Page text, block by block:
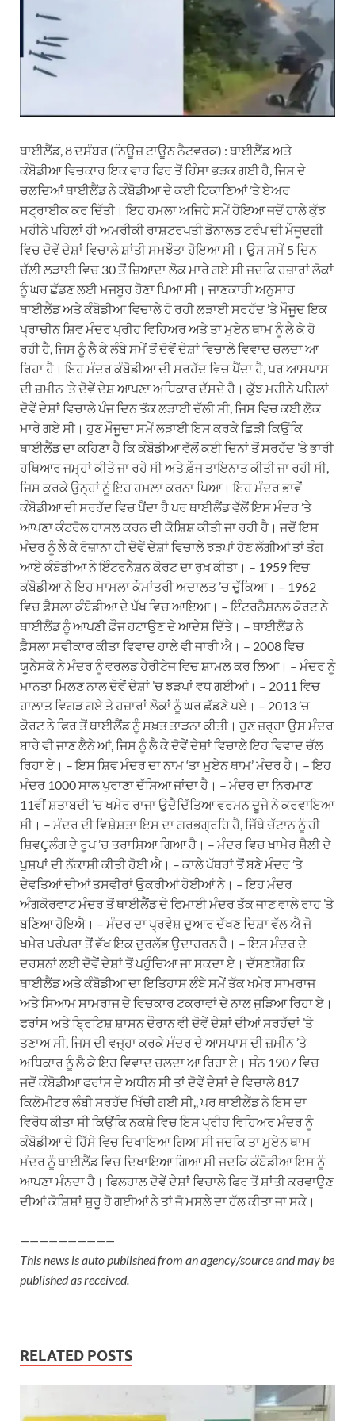
ਥਾਈਲੈਂਡ, 8 ਦਸੰਬਰ (ਨਿਊਜ਼ ਟਾਊਨ ਨੈਟਵਰਕ) : ਥਾਈਲੈਂਡ ਅਤੇ
ਕੰਬੋਡੀਆ ਵਿਚਕਾਰ ਇਕ ਵਾਰ ਫਿਰ ਤੋਂ ਹਿੰਸਾ ਭੜਕ ਗਈ ਹੈ, ਜਿਸ ਦੇ
ਚਲਦਿਆਂ ਥਾਈਲੈਂਡ ਨੇ ਕੰਬੋਡੀਆ ਦੇ ਕਈ ਟਿਕਾਣਿਆਂ ’ਤੇ ਏਅਰ
ਸਟ੍ਰਾਈਕ ਕਰ ਦਿੱਤੀ। ਇਹ ਹਮਲਾ ਅਜਿਹੇ ਸਮੇਂ ਹੋਇਆ ਜਦੋਂ ਹਾਲੇ ਕੁੱਝ
ਮਹੀਨੇ ਪਹਿਲਾਂ ਹੀ ਅਮਰੀਕੀ ਰਾਸ਼ਟਰਪਤੀ ਡੋਨਾਲਡ ਟਰੰਪ ਦੀ ਮੌਜੂਦਗੀ
ਵਿਚ ਦੋਵੇਂ ਦੇਸ਼ਾਂ ਵਿਚਾਲੇ ਸ਼ਾਂਤੀ ਸਮਝੌਤਾ ਹੋਇਆ ਸੀ। ਉਸ ਸਮੇਂ 5 ਦਿਨ
ਚੱਲੀ ਲੜਾਈ ਵਿਚ 30 ਤੋਂ ਜ਼ਿਆਦਾ ਲੋਕ ਮਾਰੇ ਗਏ ਸੀ ਜਦਕਿ ਹਜ਼ਾਰਾਂ ਲੋਕਾਂ
ਨੂੰ ਘਰ ਛੱਡਣ ਲਈ ਮਜਬੂਰ ਹੋਣਾ ਪਿਆ ਸੀ। ਜਾਣਕਾਰੀ ਅਨੁਸਾਰ
ਥਾਈਲੈਂਡ ਅਤੇ ਕੰਬੋਡੀਆ ਵਿਚਾਲੇ ਹੋ ਰਹੀ ਲੜਾਈ ਸਰਹੱਦ ’ਤੇ ਮੌਜੂਦ ਇਕ
ਪ੍ਰਾਚੀਨ ਸ਼ਿਵ ਮੰਦਰ ਪ੍ਰੀਹ ਵਿਹਿਅਰ ਅਤੇ ਤਾ ਮੁਏਨ ਥਾਮ ਨੂੰ ਲੈ ਕੇ ਹੋ
ਰਹੀ ਹੈ, ਜਿਸ ਨੂੰ ਲੈ ਕੇ ਲੰਬੇ ਸਮੇਂ ਤੋਂ ਦੋਵੇਂ ਦੇਸ਼ਾਂ ਵਿਚਾਲੇ ਵਿਵਾਦ ਚਲਦਾ ਆ
ਰਿਹਾ ਹੈ। ਇਹ ਮੰਦਰ ਕੰਬੋਡੀਆ ਦੀ ਸਰਹੱਦ ਵਿਚ ਪੈਂਦਾ ਹੈ, ਪਰ ਆਸਪਾਸ
ਦੀ ਜ਼ਮੀਨ ’ਤੇ ਦੋਵੇਂ ਦੇਸ਼ ਆਪਣਾ ਅਧਿਕਾਰ ਦੱਸਦੇ ਹੈ। ਕੁੱਝ ਮਹੀਨੇ ਪਹਿਲਾਂ
ਦੋਵੇਂ ਦੇਸ਼ਾਂ ਵਿਚਾਲੇ ਪੰਜ ਦਿਨ ਤੱਕ ਲੜਾਈ ਚੱਲੀ ਸੀ, ਜਿਸ ਵਿਚ ਕਈ ਲੋਕ
ਮਾਰੇ ਗਏ ਸੀ। ਹੁਣ ਮੌਜੂਦਾ ਸਮੇਂ ਲੜਾਈ ਇਸ ਕਰਕੇ ਛਿੜੀ ਕਿਉਂਕਿ
ਥਾਈਲੈਂਡ ਦਾ ਕਹਿਣਾ ਹੈ ਕਿ ਕੰਬੋਡੀਆ ਵੱਲੋਂ ਕਈ ਦਿਨਾਂ ਤੋਂ ਸਰਹੱਦ ’ਤੇ ਭਾਰੀ
ਹਥਿਆਰ ਜਮ੍ਹਾਂ ਕੀਤੇ ਜਾ ਰਹੇ ਸੀ ਅਤੇ ਫ਼ੌਜ ਤਾਇਨਾਤ ਕੀਤੀ ਜਾ ਰਹੀ ਸੀ,
ਜਿਸ ਕਰਕੇ ਉਨ੍ਹਾਂ ਨੂੰ ਇਹ ਹਮਲਾ ਕਰਨਾ ਪਿਆ। ਇਹ ਮੰਦਰ ਭਾਵੇਂ
ਕੰਬੋਡੀਆ ਦੀ ਸਰਹੱਦ ਵਿਚ ਪੈਂਦਾ ਹੈ ਪਰ ਥਾਈਲੈਂਡ ਵੱਲੋਂ ਇਸ ਮੰਦਰ ’ਤੇ
ਆਪਣਾ ਕੰਟਰੋਲ ਹਾਸਲ ਕਰਨ ਦੀ ਕੋਸ਼ਿਸ਼ ਕੀਤੀ ਜਾ ਰਹੀ ਹੈ। ਜਦੋਂ ਇਸ
ਮੰਦਰ ਨੂੰ ਲੈ ਕੇ ਰੋਜ਼ਾਨਾ ਹੀ ਦੋਵੇਂ ਦੇਸ਼ਾਂ ਵਿਚਾਲੇ ਝੜਪਾਂ ਹੋਣ ਲੱਗੀਆਂ ਤਾਂ ਤੰਗ
ਆਏ ਕੰਬੋਡੀਆ ਨੇ ਇੰਟਰਨੈਸ਼ਨ ਕੋਰਟ ਦਾ ਰੁਖ਼ ਕੀਤਾ। – 1959 ਵਿਚ
ਕੰਬੋਡੀਆ ਨੇ ਇਹ ਮਾਮਲਾ ਕੌਮਾਂਤਰੀ ਅਦਾਲਤ ’ਚ ਚੁੱਕਿਆ। – 1962
ਵਿਚ ਫ਼ੈਸਲਾ ਕੰਬੋਡੀਆ ਦੇ ਪੱਖ ਵਿਚ ਆਇਆ। – ਇੰਟਰਨੈਸ਼ਨਲ ਕੋਰਟ ਨੇ
ਥਾਈਲੈਂਡ ਨੂੰ ਆਪਣੀ ਫ਼ੌਜ ਹਟਾਉਣ ਦੇ ਆਦੇਸ਼ ਦਿੱਤੇ। – ਥਾਈਲੈਂਡ ਨੇ
ਫ਼ੈਸਲਾ ਸਵੀਕਾਰ ਕੀਤਾ ਵਿਵਾਦ ਹਾਲੇ ਵੀ ਜਾਰੀ ਐ। – 2008 ਵਿਚ
ਯੂਨੈਸਕੋ ਨੇ ਮੰਦਰ ਨੂੰ ਵਰਲਡ ਹੈਰੀਟੇਜ ਵਿਚ ਸ਼ਾਮਲ ਕਰ ਲਿਆ। – ਮੰਦਰ ਨੂੰ
ਮਾਨਤਾ ਮਿਲਣ ਨਾਲ ਦੋਵੇਂ ਦੇਸ਼ਾਂ ’ਚ ਝੜਪਾਂ ਵਧ ਗਈਆਂ। – 2011 ਵਿਚ
ਹਾਲਾਤ ਵਿਗੜ ਗਏ ਤੇ ਹਜ਼ਾਰਾਂ ਲੋਕਾਂ ਨੂੰ ਘਰ ਛੱਡਣੇ ਪਏ। – 2013 ’ਚ
ਕੋਰਟ ਨੇ ਫਿਰ ਤੋਂ ਥਾਈਲੈਂਡ ਨੂੰ ਸਖ਼ਤ ਤਾੜਨਾ ਕੀਤੀ। ਹੁਣ ਜ਼ਰ੍ਹਾ ਉਸ ਮੰਦਰ
ਬਾਰੇ ਵੀ ਜਾਣ ਲੈਨੇ ਆਂ, ਜਿਸ ਨੂੰ ਲੈ ਕੇ ਦੋਵੇਂ ਦੇਸ਼ਾਂ ਵਿਚਾਲੇ ਇਹ ਵਿਵਾਦ ਚੱਲ
ਰਿਹਾ ਏ। – ਇਸ ਸ਼ਿਵ ਮੰਦਰ ਦਾ ਨਾਮ ‘ਤਾ ਮੁਏਨ ਥਾਮ’ ਮੰਦਰ ਹੈ। – ਇਹ
ਮੰਦਰ 1000 ਸਾਲ ਪੁਰਾਣਾ ਦੱਸਿਆ ਜਾਂਦਾ ਹੈ। – ਮੰਦਰ ਦਾ ਨਿਰਮਾਣ
11ਵੀਂ ਸ਼ਤਾਬਦੀ ’ਚ ਖਮੇਰ ਰਾਜਾ ਉਦੈਦਿੱਤਿਆ ਵਰਮਨ ਦੂਜੇ ਨੇ ਕਰਵਾਇਆ
ਸੀ। – ਮੰਦਰ ਦੀ ਵਿਸ਼ੇਸ਼ਤਾ ਇਸ ਦਾ ਗਰਭਗ੍ਰਹਿ ਹੈ, ਜਿੱਥੇ ਚੱਟਾਨ ਨੂੰ ਹੀ
ਸ਼ਿਵÇਲੰਗ ਦੇ ਰੂਪ ’ਚ ਤਰਾਸ਼ਿਆ ਗਿਆ ਹੈ। – ਮੰਦਰ ਵਿਚ ਖਾਮੇਰ ਸ਼ੈਲੀ ਦੇ
ਪੁਸ਼ਪਾਂ ਦੀ ਨੱਕਾਸ਼ੀ ਕੀਤੀ ਹੋਈ ਐ। – ਕਾਲੇ ਪੱਥਰਾਂ ਤੋਂ ਬਣੇ ਮੰਦਰ ’ਤੇ
ਦੇਵਤਿਆਂ ਦੀਆਂ ਤਸਵੀਰਾਂ ਉਕਰੀਆਂ ਹੋਈਆਂ ਨੇ। – ਇਹ ਮੰਦਰ
ਅੰਗਕੋਰਵਾਟ ਮੰਦਰ ਤੋਂ ਥਾਈਲੈਂਡ ਦੇ ਫਿਮਾਈ ਮੰਦਰ ਤੱਕ ਜਾਣ ਵਾਲੇ ਰਾਹ ’ਤੇ
ਬਣਿਆ ਹੋਇਐ। – ਮੰਦਰ ਦਾ ਪ੍ਰਵੇਸ਼ ਦੁਆਰ ਦੱਖਣ ਦਿਸ਼ਾ ਵੱਲ ਐ ਜੋ
ਖਮੇਰ ਪਰੰਪਰਾ ਤੋਂ ਵੱਖ ਇਕ ਦੁਰਲੱਭ ਉਦਾਹਰਨ ਹੈ। – ਇਸ ਮੰਦਰ ਦੇ
ਦਰਸ਼ਨਾਂ ਲਈ ਦੋਵੇਂ ਦੇਸ਼ਾਂ ਤੋਂ ਪਹੁੰਚਿਆ ਜਾ ਸਕਦਾ ਏ। ਦੱਸਣਯੋਗ ਕਿ
ਥਾਈਲੈਂਡ ਅਤੇ ਕੰਬੋਡੀਆ ਦਾ ਇਤਿਹਾਸ ਲੰਬੇ ਸਮੇਂ ਤੱਕ ਖਮੇਰ ਸਾਮਰਾਜ
ਅਤੇ ਸਿਆਮ ਸਾਮਰਾਜ ਦੇ ਵਿਚਕਾਰ ਟਕਰਾਵਾਂ ਦੇ ਨਾਲ ਜੁੜਿਆ ਰਿਹਾ ਏ।
ਫਰਾਂਸ ਅਤੇ ਬ੍ਰਿਟਿਸ਼ ਸ਼ਾਸਨ ਦੌਰਾਨ ਵੀ ਦੋਵੇਂ ਦੇਸ਼ਾਂ ਦੀਆਂ ਸਰਹੱਦਾਂ ’ਤੇ
ਤਣਾਅ ਸੀ, ਜਿਸ ਦੀ ਵਜ੍ਹਾ ਕਰਕੇ ਮੰਦਰ ਦੇ ਆਸਪਾਸ ਦੀ ਜ਼ਮੀਨ ’ਤੇ
ਅਧਿਕਾਰ ਨੂੰ ਲੈ ਕੇ ਇਹ ਵਿਵਾਦ ਚਲਦਾ ਆ ਰਿਹਾ ਏ। ਸੰਨ 1907 ਵਿਚ
ਜਦੋਂ ਕੰਬੋਡੀਆ ਫਰਾਂਸ ਦੇ ਅਧੀਨ ਸੀ ਤਾਂ ਦੋਵੇਂ ਦੇਸ਼ਾਂ ਦੇ ਵਿਚਾਲੇ 817
ਕਿਲੋਮੀਟਰ ਲੰਬੀ ਸਰਹੱਦ ਖਿੱਚੀ ਗਈ ਸੀ,, ਪਰ ਥਾਈਲੈਂਡ ਨੇ ਇਸ ਦਾ
ਵਿਰੋਧ ਕੀਤਾ ਸੀ ਕਿਉਂਕਿ ਨਕਸ਼ੇ ਵਿਚ ਇਸ ਪ੍ਰੀਹ ਵਿਹਿਅਰ ਮੰਦਰ ਨੂੰ
ਕੰਬੋਡੀਆ ਦੇ ਹਿੱਸੇ ਵਿਚ ਦਿਖਾਇਆ ਗਿਆ ਸੀ ਜਦਕਿ ਤਾ ਮੁਏਨ ਥਾਮ
ਮੰਦਰ ਨੂੰ ਥਾਈਲੈਂਡ ਵਿਚ ਦਿਖਾਇਆ ਗਿਆ ਸੀ ਜਦਕਿ ਕੰਬੋਡੀਆ ਇਸ ਨੂੰ
ਆਪਣਾ ਮੰਨਦਾ ਹੈ। ਫਿਲਹਾਲ ਦੋਵੇਂ ਦੇਸ਼ਾਂ ਵਿਚਾਲੇ ਫਿਰ ਤੋਂ ਸ਼ਾਂਤੀ ਕਰਵਾਉਣ
ਦੀਆਂ ਕੋਸ਼ਿਸ਼ਾਂ ਸ਼ੁਰੂ ਹੋ ਗਈਆਂ ਨੇ ਤਾਂ ਜੋ ਮਸਲੇ ਦਾ ਹੱਲ ਕੀਤਾ ਜਾ ਸਕੇ।
——————————
This news is auto published from an agency/source and may be
published as received.
RELATED POSTS